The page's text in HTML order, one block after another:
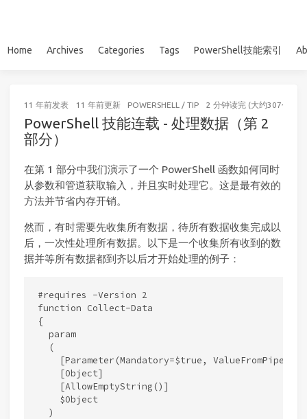
Home Archives Categories Tags PowerShell技能索引
11 年前发表 11 年前更新 POWERSHELL / TIP 2 分钟读完 (大约307个字)
PowerShell 技能连载 - 处理数据（第 2
部分）
在第 1 部分中我们演示了一个 PowerShell 函数如何同时
从参数和管道获取输入，并且实时处理它。这是最有效的
方法并节省内存开销。
然而，有时需要先收集所有数据，待所有数据收集完成以
后，一次性处理所有数据。以下是一个收集所有收到的数
据并等所有数据都到齐以后才开始处理的例子：
#requires -Version 2
function Collect-Data
{
  param
  (
[Parameter(Mandatory=$true,
    [Object]
    [AllowEmptyString()]
    $Object
  )